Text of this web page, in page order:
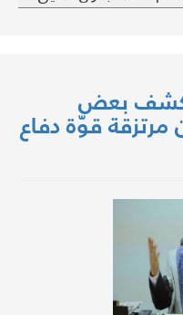
بعض
قوّة دفاع